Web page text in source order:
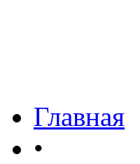
Главная
•